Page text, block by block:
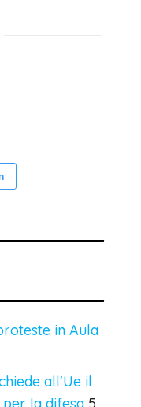
in Aula
all'Ue il